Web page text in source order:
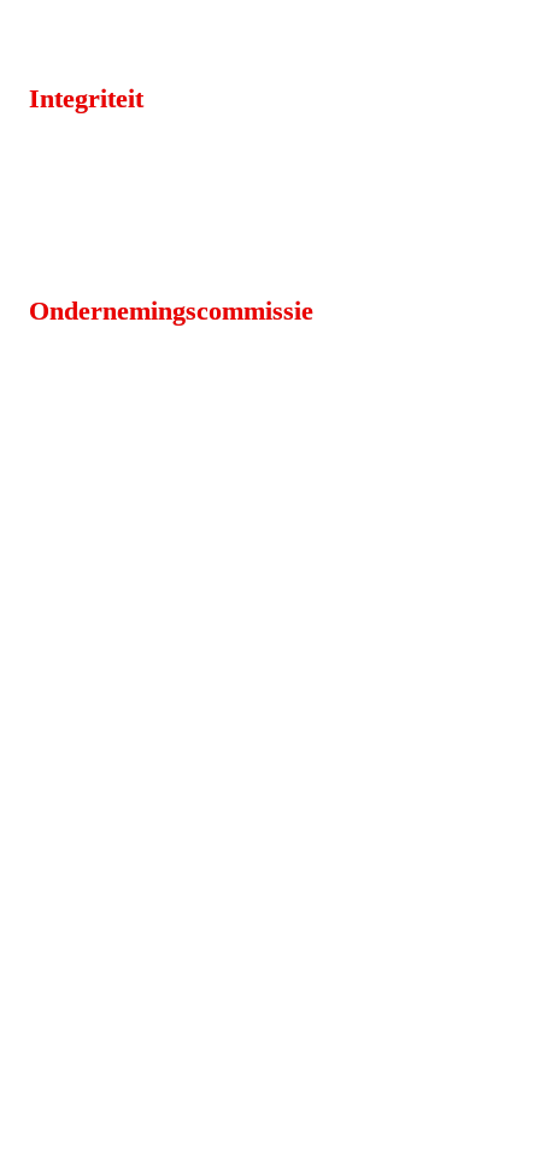
Integriteit
Ondernemingscommissie